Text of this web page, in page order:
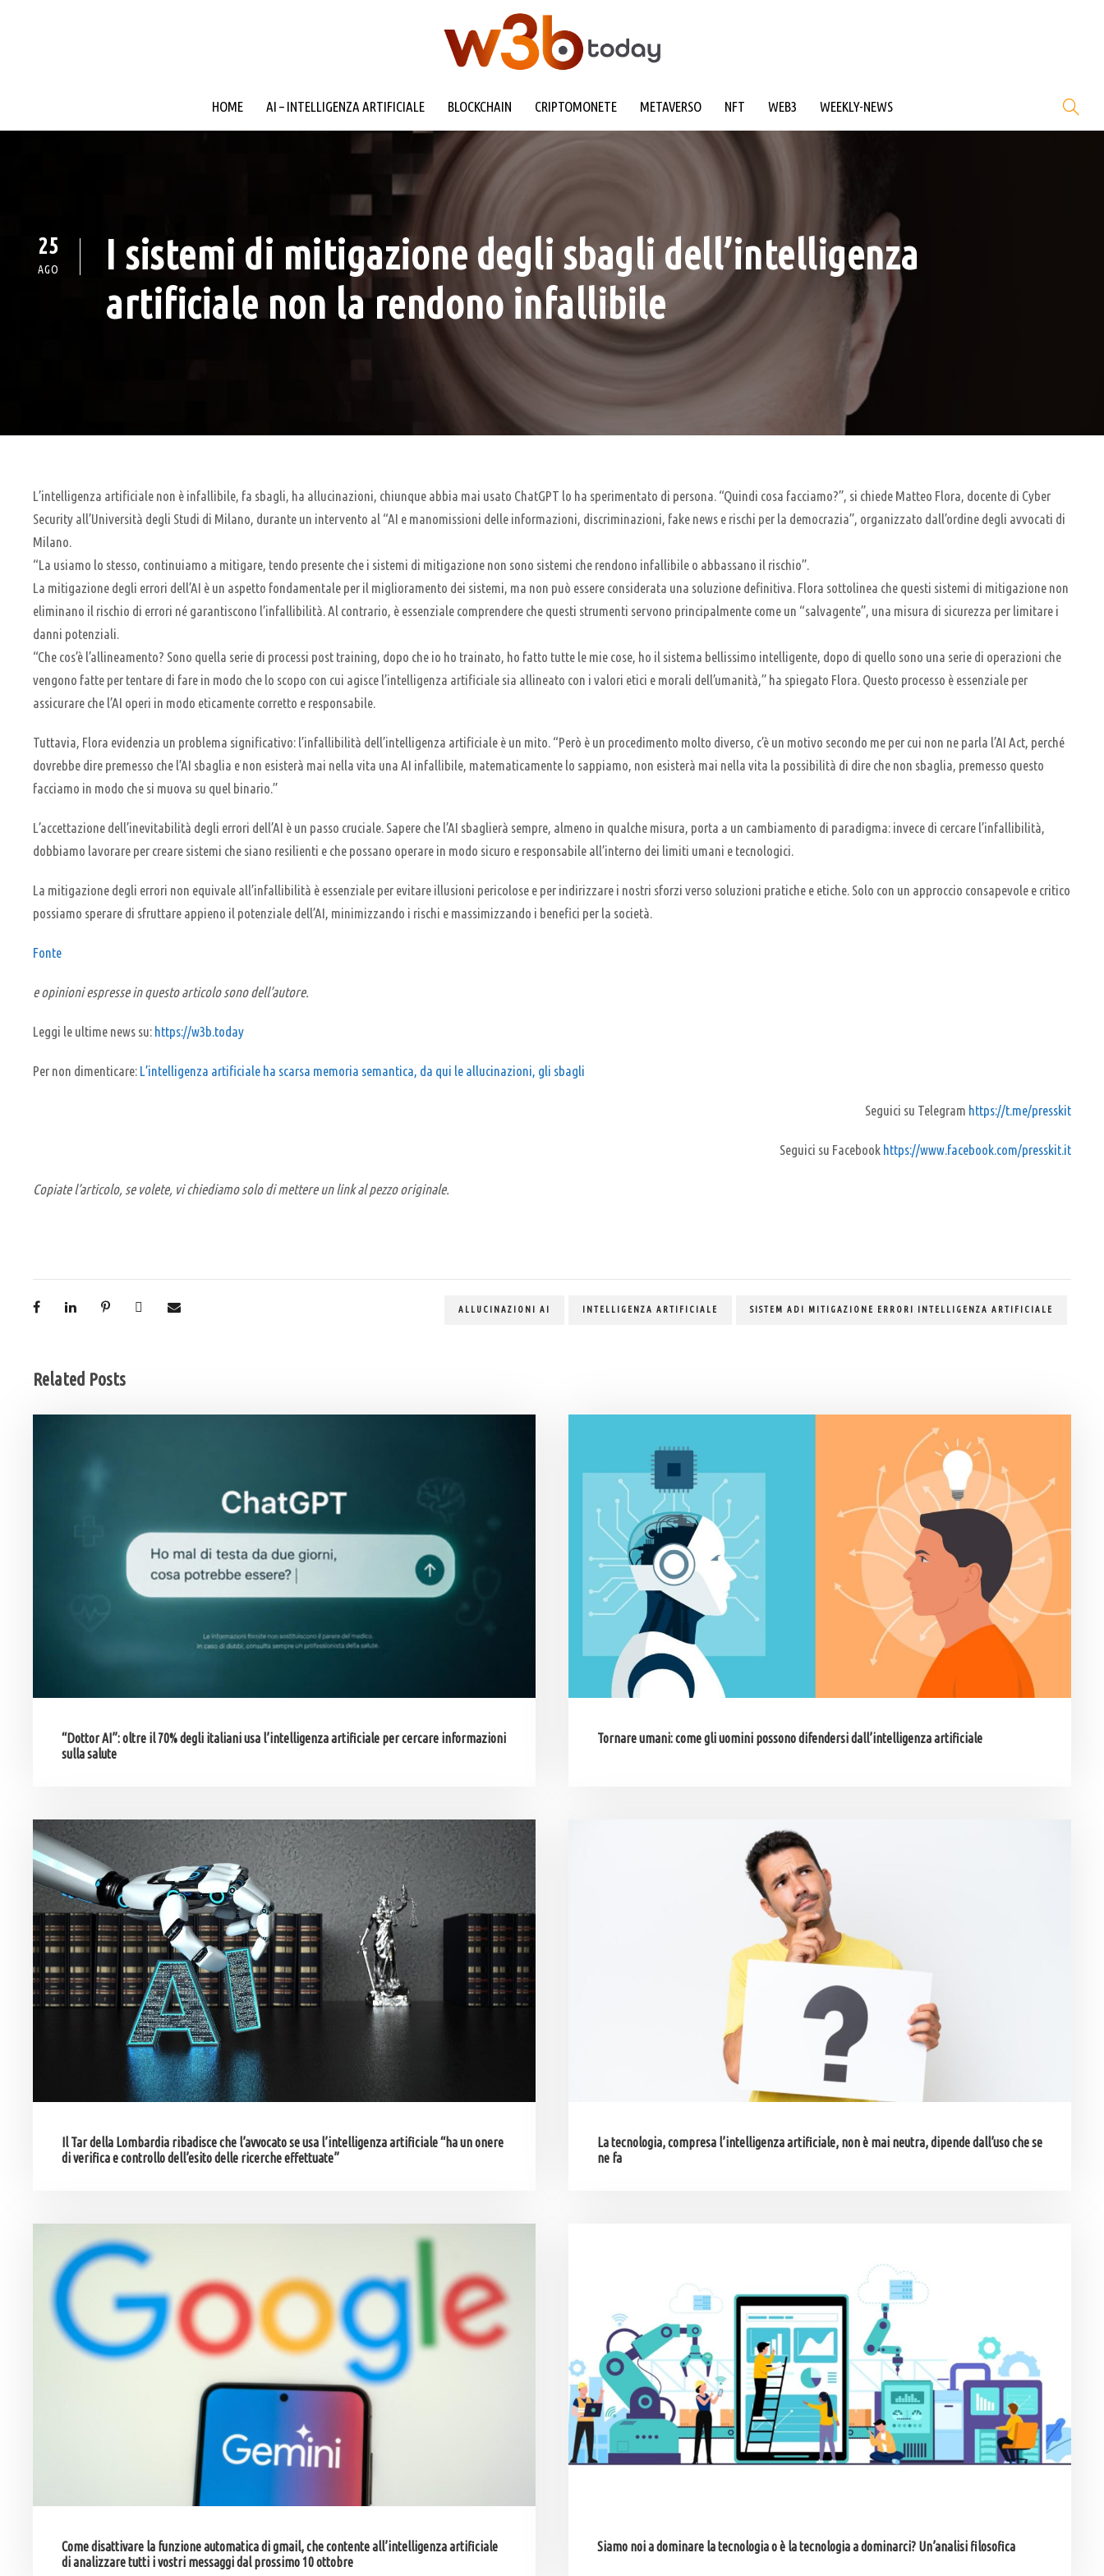
HOME AI – INTELLIGENZA ARTIFICIALE BLOCKCHAIN CRIPTOMONETE METAVERSO NFT WEB3 WEEKLY-NEWS
25
AGO
I sistemi di mitigazione degli sbagli dell’intelligenza
artificiale non la rendono infallibile
L’intelligenza artificiale non è infallibile, fa sbagli, ha allucinazioni, chiunque abbia mai usato ChatGPT lo ha sperimentato di persona. “Quindi cosa facciamo?”, si chiede Matteo Flora, docente di Cyber
Security all’Università degli Studi di Milano, durante un intervento al “AI e manomissioni delle informazioni, discriminazioni, fake news e rischi per la democrazia”, organizzato dall’ordine degli avvocati di
Milano.
“La usiamo lo stesso, continuiamo a mitigare, tendo presente che i sistemi di mitigazione non sono sistemi che rendono infallibile o abbassano il rischio”.
La mitigazione degli errori dell’AI è un aspetto fondamentale per il miglioramento dei sistemi, ma non può essere considerata una soluzione definitiva. Flora sottolinea che questi sistemi di mitigazione non
eliminano il rischio di errori né garantiscono l’infallibilità. Al contrario, è essenziale comprendere che questi strumenti servono principalmente come un “salvagente”, una misura di sicurezza per limitare i
danni potenziali.
“Che cos’è l’allineamento? Sono quella serie di processi post training, dopo che io ho trainato, ho fatto tutte le mie cose, ho il sistema bellissimo intelligente, dopo di quello sono una serie di operazioni che
vengono fatte per tentare di fare in modo che lo scopo con cui agisce l’intelligenza artificiale sia allineato con i valori etici e morali dell’umanità,” ha spiegato Flora. Questo processo è essenziale per
assicurare che l’AI operi in modo eticamente corretto e responsabile.
Tuttavia, Flora evidenzia un problema significativo: l’infallibilità dell’intelligenza artificiale è un mito. “Però è un procedimento molto diverso, c’è un motivo secondo me per cui non ne parla l’AI Act, perché
dovrebbe dire premesso che l’AI sbaglia e non esisterà mai nella vita una AI infallibile, matematicamente lo sappiamo, non esisterà mai nella vita la possibilità di dire che non sbaglia, premesso questo
facciamo in modo che si muova su quel binario.”
L’accettazione dell’inevitabilità degli errori dell’AI è un passo cruciale. Sapere che l’AI sbaglierà sempre, almeno in qualche misura, porta a un cambiamento di paradigma: invece di cercare l’infallibilità,
dobbiamo lavorare per creare sistemi che siano resilienti e che possano operare in modo sicuro e responsabile all’interno dei limiti umani e tecnologici.
La mitigazione degli errori non equivale all’infallibilità è essenziale per evitare illusioni pericolose e per indirizzare i nostri sforzi verso soluzioni pratiche e etiche. Solo con un approccio consapevole e critico
possiamo sperare di sfruttare appieno il potenziale dell’AI, minimizzando i rischi e massimizzando i benefici per la società.
Fonte
e opinioni espresse in questo articolo sono dell’autore.
Leggi le ultime news su: https://w3b.today
Per non dimenticare: L’intelligenza artificiale ha scarsa memoria semantica, da qui le allucinazioni, gli sbagli
Seguici su Telegram https://t.me/presskit
Seguici su Facebook https://www.facebook.com/presskit.it
Copiate l’articolo, se volete, vi chiediamo solo di mettere un link al pezzo originale.
ALLUCINAZIONI AI INTELLIGENZA ARTIFICIALE SISTEM ADI MITIGAZIONE ERRORI INTELLIGENZA ARTIFICIALE
Related Posts
“Dottor AI”: oltre il 70% degli italiani usa l’intelligenza artificiale per cercare informazioni
sulla salute
Tornare umani: come gli uomini possono difendersi dall’intelligenza artificiale
Il Tar della Lombardia ribadisce che l’avvocato se usa l’intelligenza artificiale “ha un onere
di verifica e controllo dell’esito delle ricerche effettuate”
La tecnologia, compresa l’intelligenza artificiale, non è mai neutra, dipende dall’uso che se
ne fa
Come disattivare la funzione automatica di gmail, che contente all’intelligenza artificiale
di analizzare tutti i vostri messaggi dal prossimo 10 ottobre
Siamo noi a dominare la tecnologia o è la tecnologia a dominarci? Un’analisi filosofica